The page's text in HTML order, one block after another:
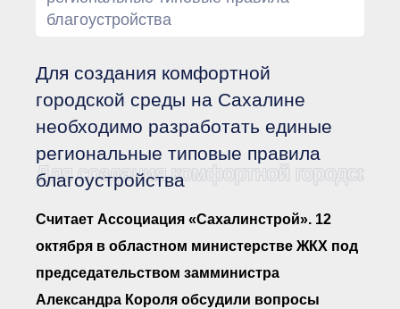
● Сбор предложений во
Финансовая отчетность
Компенсационный фонд
Реестры Ассоциации
● Реестр членов
Ассоциации
● Реестр членов
Ассоциации,
строительный контроль
● Реестр членов
объединения
работодателей
благоустройства
Для создания комфортной
городской среды на Сахалине
необходимо разработать единые
региональные типовые правила
благоустройства
Для создания комфортной
Считает Ассоциация «Сахалинстрой». 12
октября в областном министерстве ЖКХ под
председательством замминистра
Александра Короля обсудили вопросы